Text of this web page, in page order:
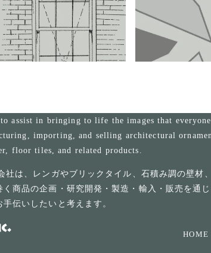
assist in bringing to life the images that
importing, and selling architectural
floor tiles, and related products.
社は、レンガやブリックタイル、石積み調の壁材
商品の企画・研究開発・製造・輸入・販売を通
伝いしたいと考えます。
HOME